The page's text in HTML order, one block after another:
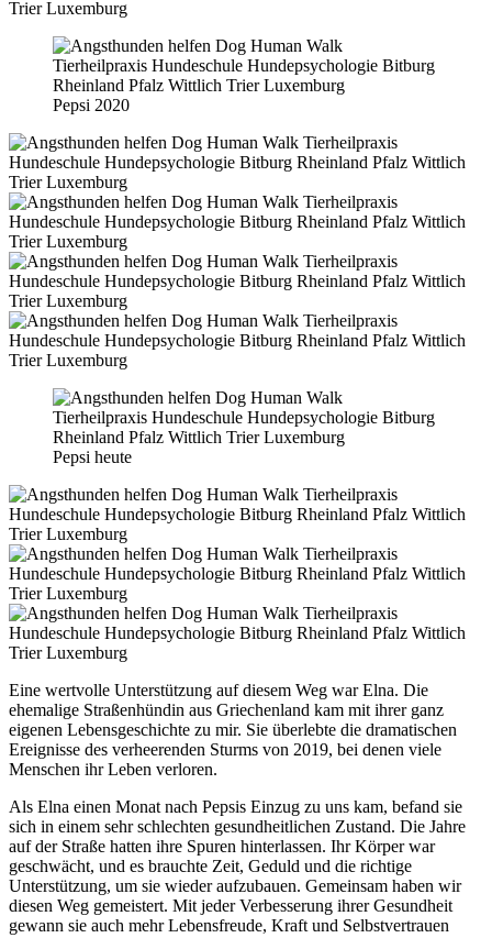
Pepsi 2020
Pepsi heute
Eine wertvolle Unterstützung auf diesem Weg war Elna. Die
ehemalige Straßenhündin aus Griechenland kam mit ihrer ganz
eigenen Lebensgeschichte zu mir. Sie überlebte die dramatischen
Ereignisse des verheerenden Sturms von 2019, bei denen viele
Menschen ihr Leben verloren.
Als Elna einen Monat nach Pepsis Einzug zu uns kam, befand sie
sich in einem sehr schlechten gesundheitlichen Zustand. Die Jahre
auf der Straße hatten ihre Spuren hinterlassen. Ihr Körper war
geschwächt, und es brauchte Zeit, Geduld und die richtige
Unterstützung, um sie wieder aufzubauen. Gemeinsam haben wir
diesen Weg gemeistert. Mit jeder Verbesserung ihrer Gesundheit
gewann sie auch mehr Lebensfreude, Kraft und Selbstvertrauen